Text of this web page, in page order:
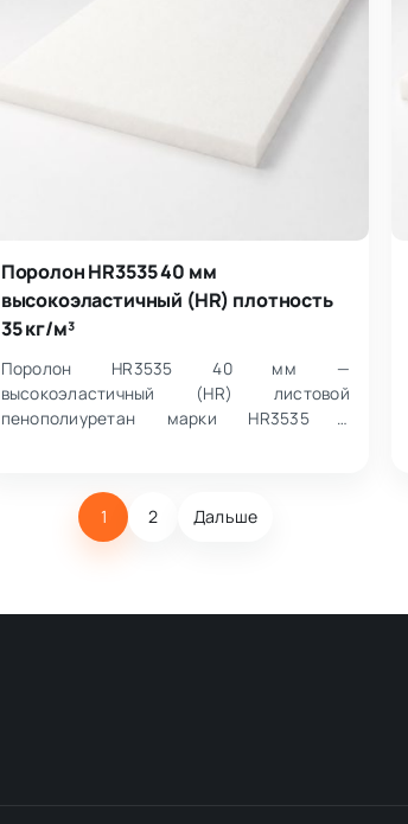
Поролон HR3535 40 мм
высокоэластичный (HR) плотность
35 кг/м³
Поролон HR3535 40 мм —
высокоэластичный (HR) листовой
пенополиуретан марки HR3535 с
1 2 Дальше